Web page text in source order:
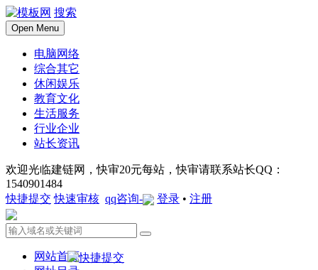
搜索
Open Menu
电脑网络
综合其它
休闲娱乐
教育文化
生活服务
行业企业
站长资讯
欢迎光临建链网，快审20元每站，快审请联系站长QQ：
1540901484
快捷提交 快速审核 qq咨询- 登录 • 注册
网站首页